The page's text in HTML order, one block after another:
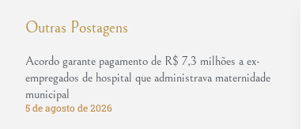
Outras Postagens
Acordo garante pagamento de R$ 7,3 milhões a ex-
empregados de hospital que administrava maternidade
municipal
5 de agosto de 2026